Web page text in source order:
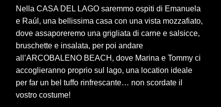
Nella CASA DEL LAGO saremmo ospiti di Emanuela
e Raúl, una bellissima casa con una vista mozzafiato,
dove assaporeremo una grigliata di carne e salsicce,
bruschette e insalata, per poi andare
all’ARCOBALENO BEACH, dove Marina e Tommy ci
accoglieranno proprio sul lago, una location ideale
per far un bel tuffo rinfrescante… non scordate il
vostro costume!